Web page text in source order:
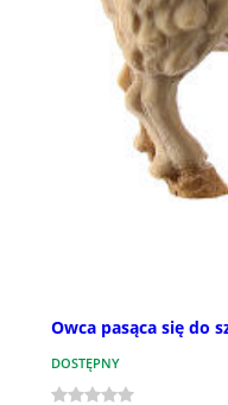
Owca pasąca się do
DOSTĘPNY